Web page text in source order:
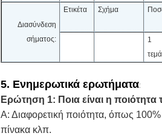
Διασύνδεση
σήματος:
Ετικέτα Σχήμα
1
5. Ενημερωτικά ερωτήματα:
Ερώτηση 1: Ποια είναι η
Α: Διαφορετική ποιότητα, όπως
πίνακα κλπ.